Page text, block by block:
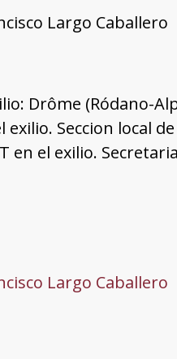
Largo Caballero
Drôme (Ródano-
Seccion local
en el exilio.
Largo Caballero